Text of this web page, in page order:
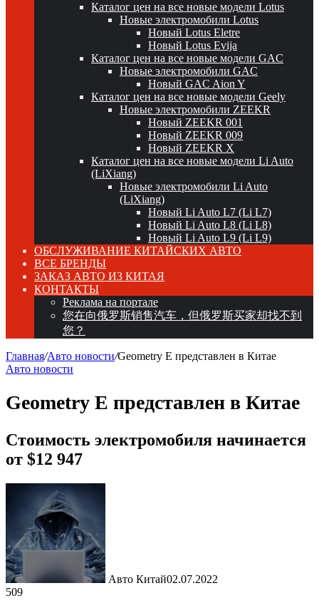
Каталог цен на все новые модели Lotus
Новые электромобили Lotus
Новый Lotus Eletre
Новый Lotus Evija
Каталог цен на все новые модели GAC
Новые электромобили GAC
Новый GAC Aion Y
Каталог цен на все новые модели Geely
Новые электромобили ZEEKR
Новый ZEEKR 001
Новый ZEEKR 009
Новый ZEEKR X
Каталог цен на все новые модели Li Auto
(LiXiang)
Новые электромобили Li Auto
(LiXiang)
Новый Li Auto L7 (Li L7)
Новый Li Auto L8 (Li L8)
Новый Li Auto L9 (Li L9)
ОБСЛУЖИВАНИЕ КИТАЙСКИХ АВТО
ВСЕ БРЕНДЫ
ЗАКАЗ АВТО ИЗ КИТАЯ
КОНТАКТЫ
Реклама на портале
您在向俄罗斯销售汽车，但俄罗斯买家却找不到
您？
Главная/Авто новости/Geometry E представлен в Китае
Авто новости
Geometry E представлен в Китае
Стоимость электромобиля начинается
от $12 947
Авто Китай02.07.2022
509